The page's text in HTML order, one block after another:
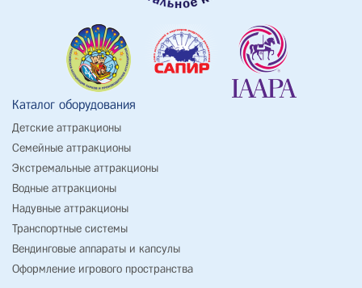
Каталог оборудования
Детские аттракционы
Семейные аттракционы
Экстремальные аттракционы
Водные аттракционы
Надувные аттракционы
Транспортные системы
Вендинговые аппараты и капсулы
Оформление игрового пространства